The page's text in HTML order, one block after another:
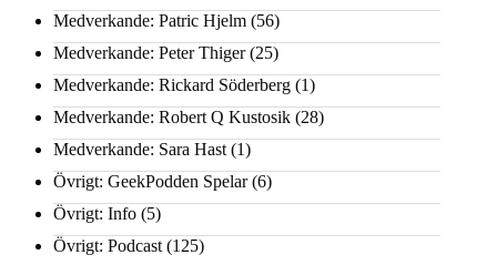
Medverkande: Patric Hjelm (56)
Medverkande: Peter Thiger(25)
Medverkande: Rickard Söderberg (1)
Medverkande: Robert Q Kustosik (28)
Medverkande: Sara Hast (1)
Övrigt: GeekPodden Spelar(6)
Övrigt: Info (5)
Övrigt: Podcast (125)